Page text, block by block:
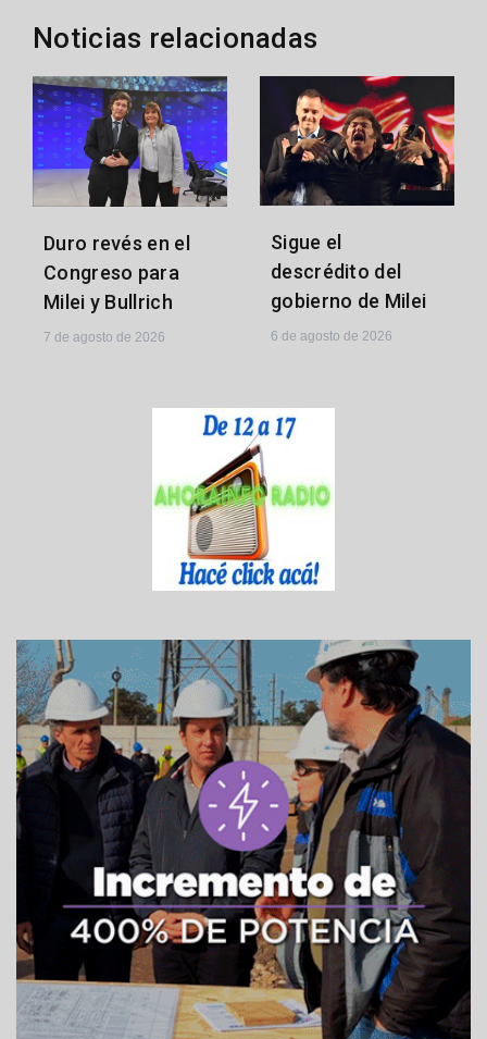
Noticias relacionadas
Duro revés en el
Congreso para
Milei y Bullrich
7 de agosto de 2026
Sigue el
descrédito del
gobierno de Milei
6 de agosto de 2026